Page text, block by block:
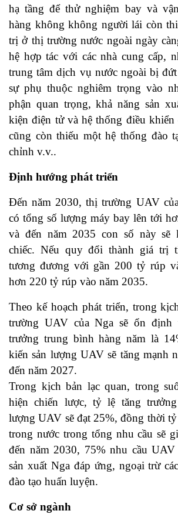
hạ tầng để thử nghiệm bay và
hàng không không người lái còn
trị ở thị trường nước ngoài ngày
hệ hợp tác với các nhà cung cấp,
trung tâm dịch vụ nước ngoài bị
sự phụ thuộc nghiêm trọng vào
phận quan trọng, khả năng sản
kiện điện tử và hệ thống điều khiển
cũng còn thiếu một hệ thống đào
chỉnh v.v..
Định hướng phát triển
Đến năm 2030, thị trường UAV
có tổng số lượng máy bay lên tới
và đến năm 2035 con số này sẽ
chiếc. Nếu quy đổi thành giá trị
tương đương với gần 200 tỷ rúp
hơn 220 tỷ rúp vào năm 2035.
Theo kế hoạch phát triển, trong
trường UAV của Nga sẽ ổn định
trưởng trung bình hàng năm là
kiến sản lượng UAV sẽ tăng mạnh
đến năm 2027.
Trong kịch bản lạc quan, trong
hiện chiến lược, tỷ lệ tăng
lượng UAV sẽ đạt 25%, đồng thời
trong nước trong tổng nhu cầu sẽ
đến năm 2030, 75% nhu cầu UAV
sản xuất Nga đáp ứng, ngoại trừ
đào tạo huấn luyện.
Cơ sở ngành